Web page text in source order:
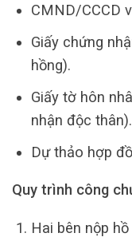
CMND/CCCD
Giấy chứng
hồng).
Giấy tờ hôn
nhận độc thân).
Dự thảo hợp
Quy trình công
Hai bên nộp